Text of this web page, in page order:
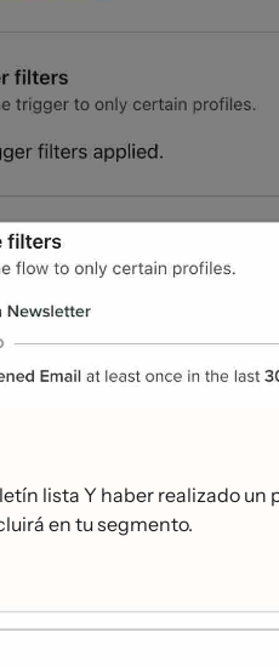
lista Y haber realizado un
en tu segmento.